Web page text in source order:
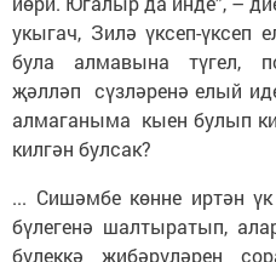
укыгач, Зилә үксеп-
була алмавына түгел,
җәлләп сүзләренә елый
алмаганыма кыен булып
килгән булсак?
... Сишәмбе көнне иртән
бүлегенә шалтыратып,
бүлеккә җибәрүләрен